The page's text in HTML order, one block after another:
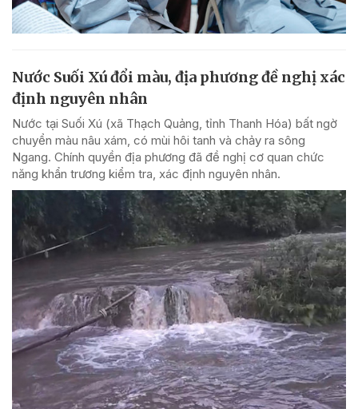
Nước Suối Xú đổi màu, địa phương đề nghị xác
định nguyên nhân
Nước tại Suối Xú (xã Thạch Quảng, tỉnh Thanh Hóa) bất ngờ
chuyển màu nâu xám, có mùi hôi tanh và chảy ra sông
Ngang. Chính quyền địa phương đã đề nghị cơ quan chức
năng khẩn trương kiểm tra, xác định nguyên nhân.